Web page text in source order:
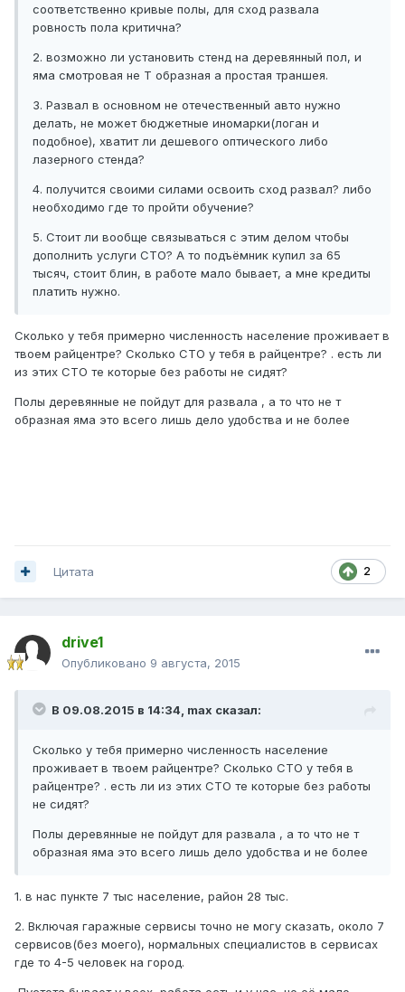
соответственно кривые полы, для сход развала
ровность пола критична?
2. возможно ли установить стенд на деревянный пол, и
яма смотровая не Т образная а простая траншея.
3. Развал в основном не отечественный авто нужно
делать, не может бюджетные иномарки(логан и
подобное), хватит ли дешевого оптического либо
лазерного стенда?
4. получится своими силами освоить сход развал? либо
необходимо где то пройти обучение?
5. Стоит ли вообще связываться с этим делом чтобы
дополнить услуги СТО? А то подъёмник купил за 65
тысяч, стоит блин, в работе мало бывает, а мне кредиты
платить нужно.
Сколько у тебя примерно численность население проживает в
твоем райцентре? Сколько СТО у тебя в райцентре? . есть ли
из этих СТО те которые без работы не сидят?
Полы деревянные не пойдут для развала , а то что не т
образная яма это всего лишь дело удобства и не более
2
Цитата
drive1
Опубликовано 9 августа, 2015
В 09.08.2015 в 14:34, max сказал:
Сколько у тебя примерно численность население
проживает в твоем райцентре? Сколько СТО у тебя в
райцентре? . есть ли из этих СТО те которые без работы
не сидят?
Полы деревянные не пойдут для развала , а то что не т
образная яма это всего лишь дело удобства и не более
1. в нас пункте 7 тыс население, район 28 тыс.
2. Включая гаражные сервисы точно не могу сказать, около 7
сервисов(без моего), нормальных специалистов в сервисах
где то 4-5 человек на город.